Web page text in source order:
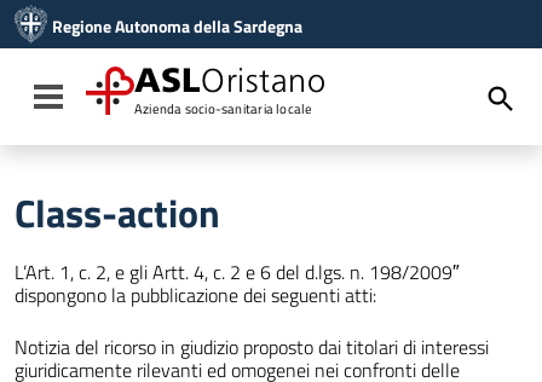
Vai al menu di navigazione
Vai al footer
Regione Autonoma della Sardegna
Toggle navigation
ASLOristano
Azienda socio-sanitaria locale
Class-action
L’Art. 1, c. 2, e gli Artt. 4, c. 2 e 6 del d.lgs. n. 198/2009″
dispongono la pubblicazione dei seguenti atti:
Notizia del ricorso in giudizio proposto dai titolari di interessi
giuridicamente rilevanti ed omogenei nei confronti delle